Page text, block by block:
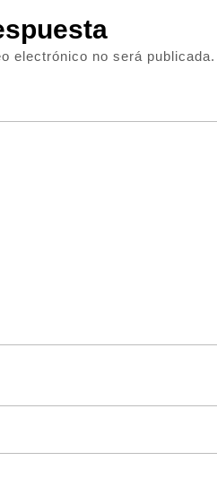
electrónico no será publicada.